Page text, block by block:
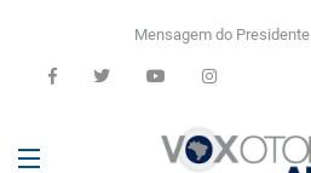
Mensagem do Presidente